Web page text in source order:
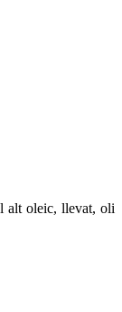
alt oleic, llevat, oli